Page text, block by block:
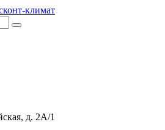
д. 2А/1